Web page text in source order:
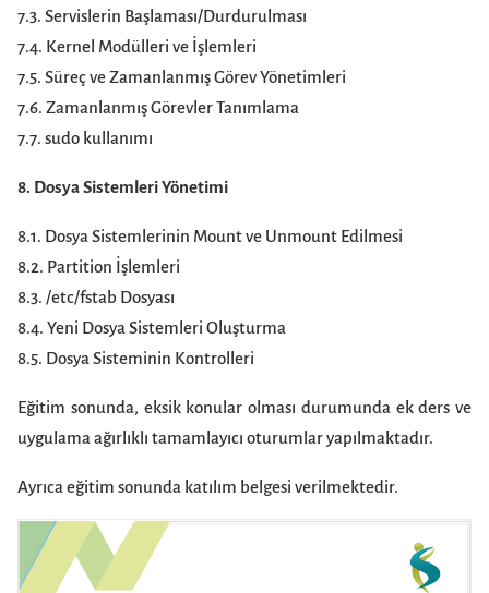
7.3. Servislerin Başlaması/Durdurulması
7.4. Kernel Modülleri ve İşlemleri
7.5. Süreç ve Zamanlanmış Görev Yönetimleri
7.6. Zamanlanmış Görevler Tanımlama
7.7. sudo kullanımı
8. Dosya Sistemleri Yönetimi
8.1. Dosya Sistemlerinin Mount ve Unmount Edilmesi
8.2. Partition İşlemleri
8.3. /etc/fstab Dosyası
8.4. Yeni Dosya Sistemleri Oluşturma
8.5. Dosya Sisteminin Kontrolleri
Eğitim sonunda, eksik konular olması durumunda ek ders ve
uygulama ağırlıklı tamamlayıcı oturumlar yapılmaktadır.
Ayrıca eğitim sonunda katılım belgesi verilmektedir.